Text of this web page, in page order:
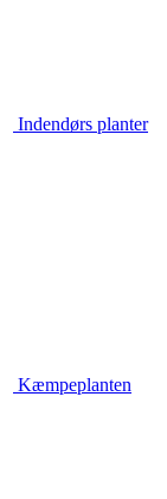
Indendørs planter
Kæmpeplanten